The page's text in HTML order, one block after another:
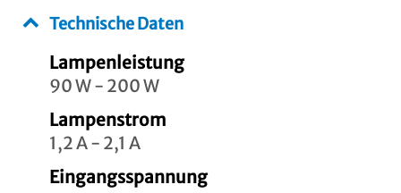
Technische Daten
Lampenleistung
90 W - 200 W
Lampenstrom
1,2 A - 2,1 A
Eingangsspannung